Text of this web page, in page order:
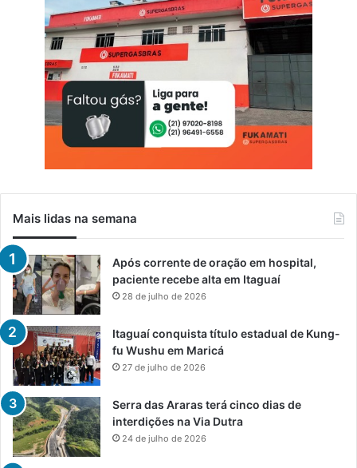
Mais lidas na semana
Após corrente de oração em hospital,
paciente recebe alta em Itaguaí
28 de julho de 2026
Itaguaí conquista título estadual de Kung-
fu Wushu em Maricá
27 de julho de 2026
Serra das Araras terá cinco dias de
interdições na Via Dutra
24 de julho de 2026